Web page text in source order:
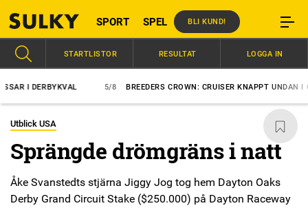
SPORT SPEL BLI KUND!
I DERBYKVAL BREEDERS CROWN: CRUISER KNAPPT UNDAN I
STARTLISTOR RESULTAT LOGGA IN
Utblick USA
Sprängde drömgräns i natt
Åke Svanstedts stjärna Jiggy Jog tog hem Dayton Oaks
Derby Grand Circuit Stake ($250.000) på Dayton Raceway